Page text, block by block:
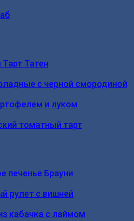
Татен
с черной смородиной
и луком
томатный тарт
печенье Брауни
рулет с вишней
кабачка с лаймом